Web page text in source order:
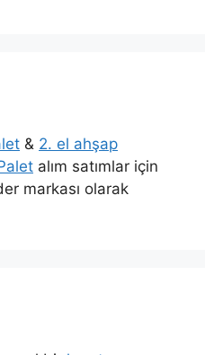
& 2. el ahşap
alım satımlar için
markası olarak